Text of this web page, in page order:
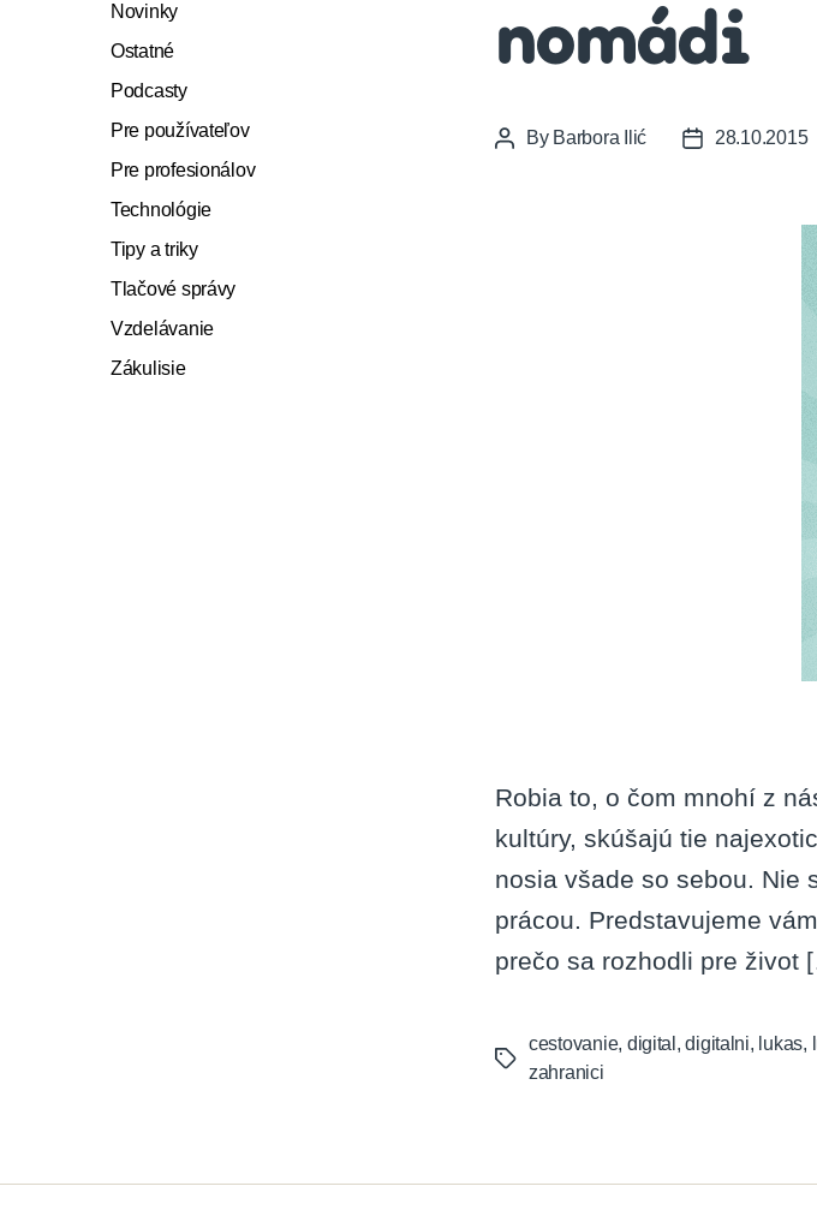
Novinky
Ostatné
Podcasty
Pre používateľov
Pre profesionálov
Technológie
Tipy a triky
Tlačové správy
Vzdelávanie
Zákulisie
nomádi
PostBy Barbora Ilić
Post28.10.2015
Robia to, o čom mnohí z
kultúry, skúšajú tie
nosia všade so sebou. Nie
prácou. Predstavujeme
prečo sa rozhodli pre život
Tags
cestovanie, digital ,digitalni, lukas,
zahranici